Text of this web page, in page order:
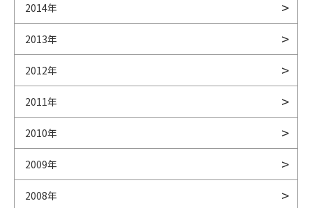
2014年
2013年
2012年
2011年
2010年
2009年
2008年